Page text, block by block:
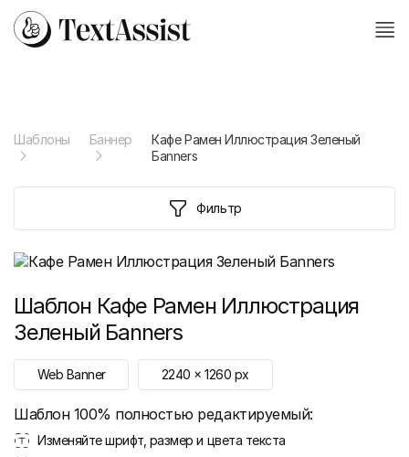
Шаблоны Баннер
Кафе Рамен Иллюстрация Зеленый
Бanners
Фильтр
Шаблон Кафе Рамен Иллюстрация
Зеленый Бanners
Web Banner 2240 x1260 px
Шаблон 100% полностью редактируемый:
Изменяйте шрифт, размер и цвета текста